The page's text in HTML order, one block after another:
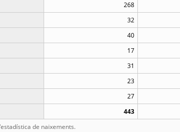
268
32
40
17
31
23
27
443
de naixements.